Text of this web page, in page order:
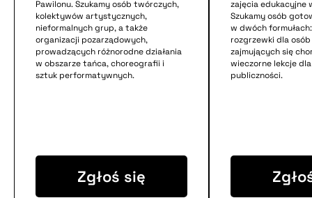
Pawilonu. Szukamy osób twórczych,
kolektywów artystycznych,
nieformalnych grup, a także
organizacji pozarządowych,
prowadzących różnorodne działania
w obszarze tańca, choreografii i
sztuk performatywnych.
Zgłoś się
zajęcia edukacyjne
Szukamy osób
w dwóch
rozgrzewki dla
zajmujących się
wieczorne lekcje
publiczności.